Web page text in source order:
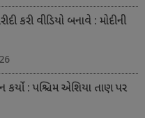
કરી વીડિયો બનાવે : મોદીની
કર્યો : પશ્ચિમ એશિયા તાણ પર